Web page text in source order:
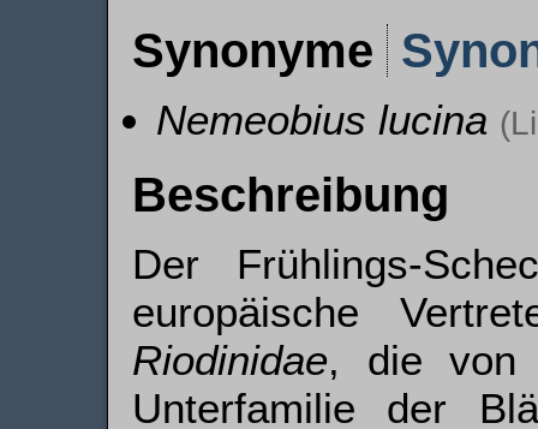
Synonyme
Nemeobius lucina
Beschreibung
Der Frühlings-
europäische
Riodinidae, die von
Unterfamilie der